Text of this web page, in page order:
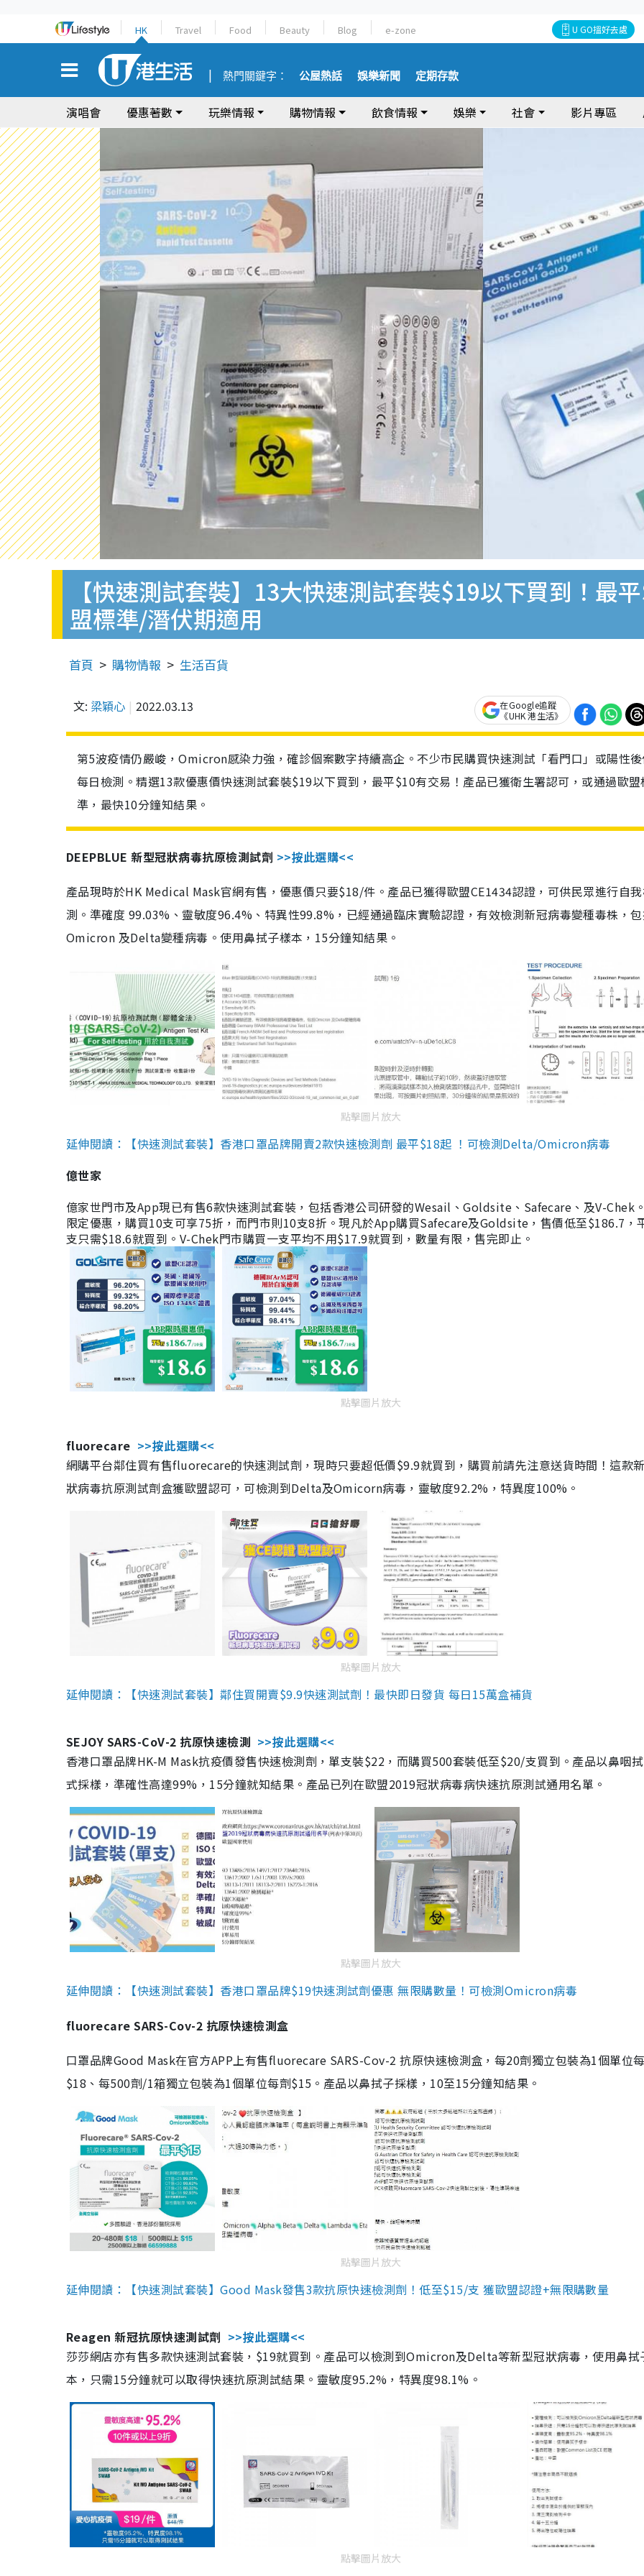
HK Travel Food Beauty Blog e-zone U GO搵好去處
熱門關鍵字： 公屋熱話 娛樂新聞 定期存款
演唱會 優惠著數 玩樂情報 購物情報 飲食情報 娛樂 社會 影片專區
【快速測試套裝】13大快速測試套裝$19以下買到！最
盟標準/潛伏期適用
首頁 購物情報 生活百貨
文: 梁穎心 2022.03.13
在Google追蹤
《UHK 港生活》
第5波疫情仍嚴峻，Omicron感染力強，確診個案數字持續高企。不少市民購買快速測試「看門口」或陽性
每日檢測。精選13款優惠價快速測試套裝$19以下買到，最平$10有交易！產品已獲衛生署認可，或通過歐盟
準，最快10分鐘知結果。
DEEPBLUE 新型冠狀病毒抗原檢測試劑 >>按此選購<<
產品現時於HK Medical Mask官網有售，優惠價只要$18/件。產品已獲得歐盟CE1434認證，可供民眾進行自
測。準確度 99.03%、靈敏度96.4%、特異性99.8%，已經通過臨床實驗認證，有效檢測新冠病毒變種毒株，
Omicron 及Delta變種病毒。使用鼻拭子樣本，15分鐘知結果。
點擊圖片放大
延伸閱讀：【快速測試套裝】香港口罩品牌開賣2款快速檢測劑 最平$18起 ！可檢測Delta/Omicron病毒
億世家
億家世門市及App現已有售6款快速測試套裝，包括香港公司研發的Wesail、Goldsite、Safecare、及V-Chek
限定優惠，購買10支可享75折，而門市則10支8折。現凡於App購買Safecare及Goldsite，售價低至$186.7，
支只需$18.6就買到。V-Chek門市購買一支平均不用$17.9就買到，數量有限，售完即止。
點擊圖片放大
fluorecare >>按此選購<<
網購平台鄰住買有售fluorecare的快速測試劑，現時只要超低價$9.9就買到，購買前請先注意送貨時間！這款
狀病毒抗原測試劑盒獲歐盟認可，可檢測到Delta及Omicorn病毒，靈敏度92.2%，特異度100%。
點擊圖片放大
延伸閱讀：【快速測試套裝】鄰住買開賣$9.9快速測試劑！最快即日發貨 每日15萬盒補貨
SEJOY SARS-CoV-2 抗原快速檢測 >>按此選購<<
香港口罩品牌HK-M Mask抗疫價發售快速檢測劑，單支裝$22，而購買500套裝低至$20/支買到。產品以鼻咽
式採樣，準確性高達99%，15分鐘就知結果。產品已列在歐盟2019冠狀病毒病快速抗原測試通用名單。
點擊圖片放大
延伸閱讀：【快速測試套裝】香港口罩品牌$19快速測試劑優惠 無限購數量！可檢測Omicron病毒
fluorecare SARS-Cov-2 抗原快速檢測盒
口罩品牌Good Mask在官方APP上有售fluorecare SARS-Cov-2 抗原快速檢測盒，每20劑獨立包裝為1個單位
$18、每500劑/1箱獨立包裝為1個單位每劑$15。產品以鼻拭子採樣，10至15分鐘知結果。
點擊圖片放大
延伸閱讀：【快速測試套裝】Good Mask發售3款抗原快速檢測劑！低至$15/支 獲歐盟認證+無限購數量
Reagen 新冠抗原快速測試劑 >>按此選購<<
莎莎網店亦有售多款快速測試套裝，$19就買到。產品可以檢測到Omicron及Delta等新型冠狀病毒，使用鼻拭
本，只需15分鐘就可以取得快速抗原測試結果。靈敏度95.2%，特異度98.1%。
點擊圖片放大